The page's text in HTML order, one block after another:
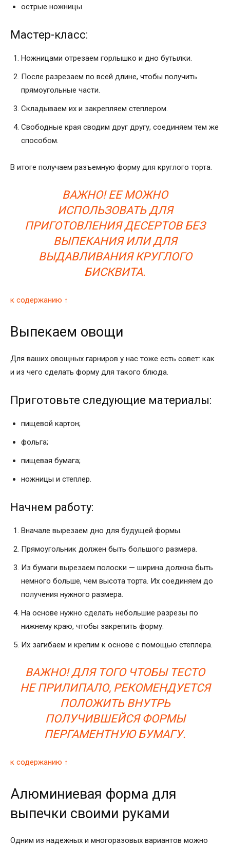
острые ножницы.
Мастер-класс:
Ножницами отрезаем горлышко и дно бутылки.
После разрезаем по всей длине, чтобы получить
прямоугольные части.
Складываем их и закрепляем степлером.
Свободные края сводим друг другу, соединяем тем же
способом.
В итоге получаем разъемную форму для круглого торта.
ВАЖНО! ЕЕ МОЖНО
ИСПОЛЬЗОВАТЬ ДЛЯ
ПРИГОТОВЛЕНИЯ ДЕСЕРТОВ БЕЗ
ВЫПЕКАНИЯ ИЛИ ДЛЯ
ВЫДАВЛИВАНИЯ КРУГЛОГО
БИСКВИТА.
к содержанию ↑
Выпекаем овощи
Для ваших овощных гарниров у нас тоже есть совет: как
и из чего сделать форму для такого блюда.
Приготовьте следующие материалы:
пищевой картон;
фольга;
пищевая бумага;
ножницы и степлер.
Начнем работу:
Вначале вырезаем дно для будущей формы.
Прямоугольник должен быть большого размера.
Из бумаги вырезаем полоски — ширина должна быть
немного больше, чем высота торта. Их соединяем до
получения нужного размера.
На основе нужно сделать небольшие разрезы по
нижнему краю, чтобы закрепить форму.
Их загибаем и крепим к основе с помощью степлера.
ВАЖНО! ДЛЯ ТОГО ЧТОБЫ ТЕСТО
НЕ ПРИЛИПАЛО, РЕКОМЕНДУЕТСЯ
ПОЛОЖИТЬ ВНУТРЬ
ПОЛУЧИВШЕЙСЯ ФОРМЫ
ПЕРГАМЕНТНУЮ БУМАГУ.
к содержанию ↑
Алюминиевая форма для
выпечки своими руками
Одним из надежных и многоразовых вариантов можно